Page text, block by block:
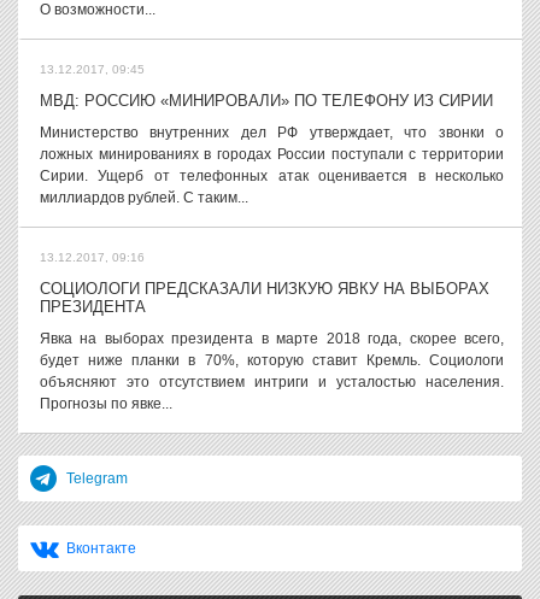
О возможности...
13.12.2017, 09:45
МВД: РОССИЮ «МИНИРОВАЛИ» ПО ТЕЛЕФОНУ ИЗ СИРИИ
Министерство внутренних дел РФ утверждает, что звонки о
ложных минированиях в городах России поступали с территории
Сирии. Ущерб от телефонных атак оценивается в несколько
миллиардов рублей. С таким...
13.12.2017, 09:16
СОЦИОЛОГИ ПРЕДСКАЗАЛИ НИЗКУЮ ЯВКУ НА ВЫБОРАХ
ПРЕЗИДЕНТА
Явка на выборах президента в марте 2018 года, скорее всего,
будет ниже планки в 70%, которую ставит Кремль. Социологи
объясняют это отсутствием интриги и усталостью населения.
Прогнозы по явке...
Telegram
Вконтакте